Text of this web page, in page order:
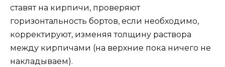
ставят на кирпичи, проверяют
горизонтальность бортов, если необходимо,
корректируют, изменяя толщину раствора
между кирпичами (на верхние пока ничего не
накладываем).